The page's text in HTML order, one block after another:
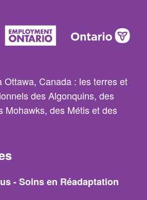
Ottawa, Canada : les terres et
des Algonquins, des
Mohawks, des Métis et des
- Soins en Réadaptation